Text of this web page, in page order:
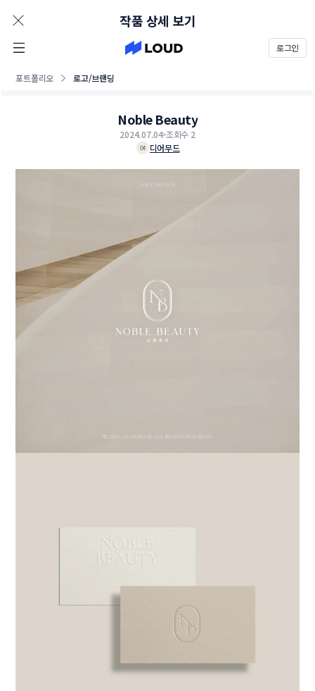
로그인
포트폴리오 로고/브랜딩
작품 상세 보기
Noble Beauty
2024.07.04 조회수 2
디어무드